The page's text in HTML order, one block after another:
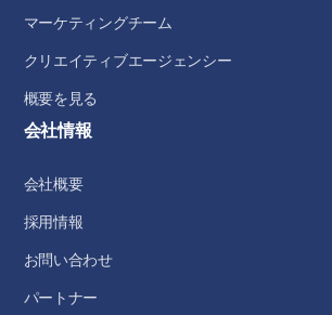
マーケティングチーム
クリエイティブエージェンシー
概要を見る
会社情報
会社概要
採用情報
お問い合わせ
パートナー